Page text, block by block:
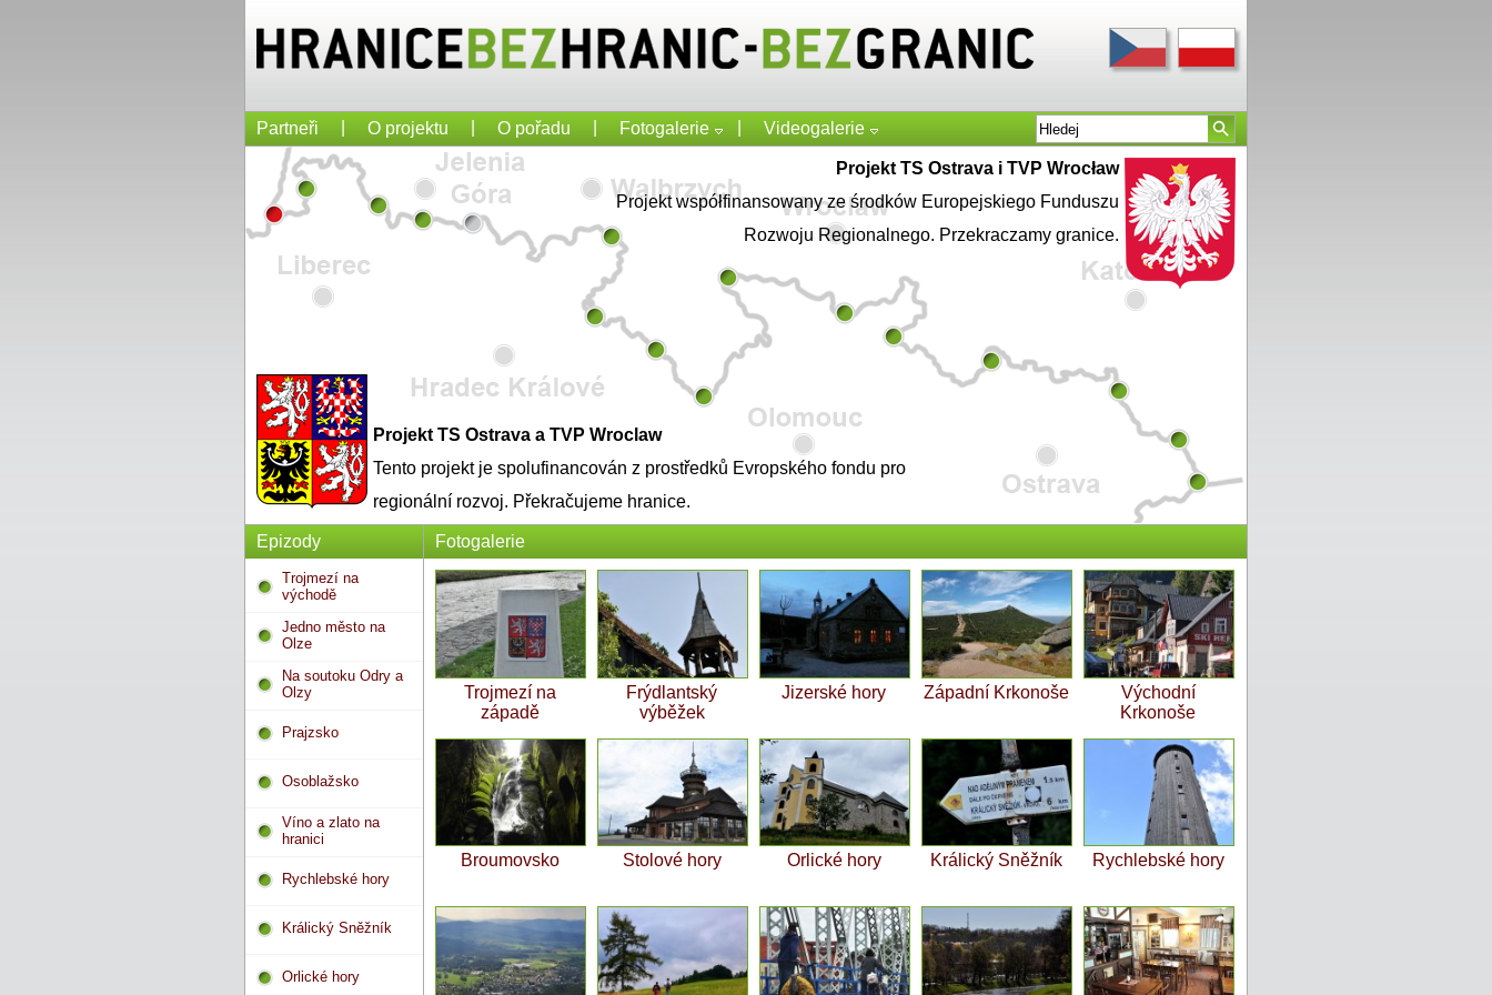
Partneři O projektu O pořadu Fotogalerie Videogalerie
Projekt TS Ostrava i TVP Wrocław
Projekt współfinansowany ze środków Europejskiego Funduszu
Rozwoju Regionalnego. Przekraczamy granice.
Projekt TS Ostrava a TVP Wroclaw
Tento projekt je spolufinancován z prostředků Evropského fondu pro
regionální rozvoj. Překračujeme hranice.
Epizody
Trojmezí na
východě
Jedno město na
Olze
Na soutoku Odry a
Olzy
Prajzsko
Osoblažsko
Víno a zlato na
hranici
Rychlebské hory
Králický Sněžník
Orlické hory
Fotogalerie
Trojmezí na
západě
Frýdlantský
výběžek
Jizerské hory Západní Krkonoše
Východní
Krkonoše
Broumovsko Stolové hory Orlické hory Králický Sněžník Rychlebské hory